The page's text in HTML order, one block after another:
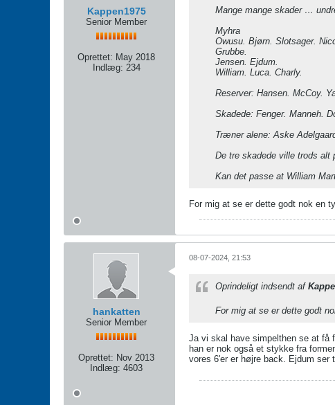
Kappen1975
Senior Member
Oprettet: May 2018
Indlæg: 234
Mange mange skader …
Myhra
Owusu. Bjørn. Slotsager.
Grubbe.
Jensen. Ejdum.
William. Luca. Charly.
Reserver: Hansen. McCoy.
Skadede: Fenger. Manneh.
Træner alene: Aske
De tre skadede ville trods alt
Kan det passe at William
For mig at se er dette godt nok en
hankatten
Senior Member
Oprettet: Nov 2013
Indlæg: 4603
08-07-2024, 21:53
Oprindeligt indsendt af
For mig at se er dette godt
Ja vi skal have simpelthen se at få
han er nok også et stykke fra
vores 6'er er højre back. Ejdum